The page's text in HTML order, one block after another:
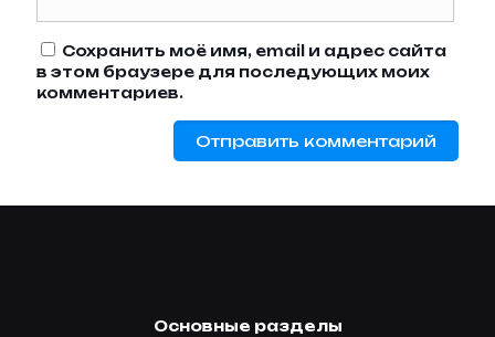
Сохранить моё имя, email и адрес сайта
в этом браузере для последующих моих
комментариев.
Основные разделы